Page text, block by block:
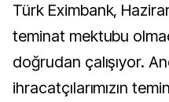
Türk Eximbank,
teminat mektubu
doğrudan çalışıyor.
ihracatçılarımızın